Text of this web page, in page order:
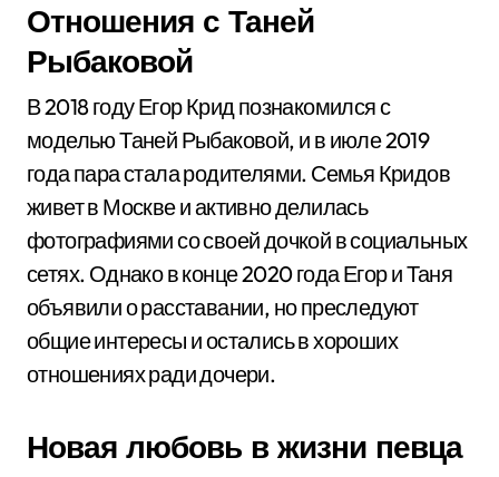
Отношения с Таней
Рыбаковой
В 2018 году Егор Крид познакомился с
моделью Таней Рыбаковой, и в июле 2019
года пара стала родителями. Семья Кридов
живет в Москве и активно делилась
фотографиями со своей дочкой в социальных
сетях. Однако в конце 2020 года Егор и Таня
объявили о расставании, но преследуют
общие интересы и остались в хороших
отношениях ради дочери.
Новая любовь в жизни певца